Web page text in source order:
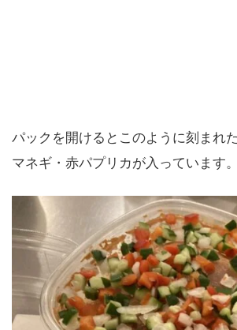
パックを開けるとこのように刻まれ
マネギ・赤パプリカが入っています。